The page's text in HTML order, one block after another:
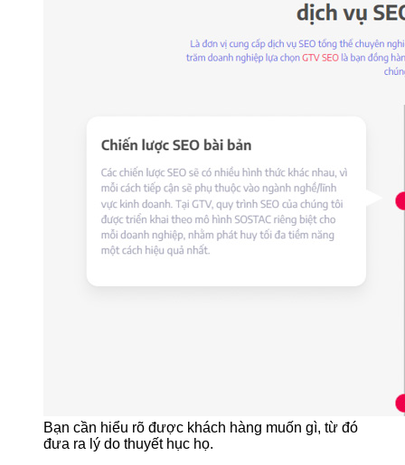
Bạn cần hiểu rõ được khách hàng muốn gì, từ đó
đưa ra lý do thuyết hục họ.